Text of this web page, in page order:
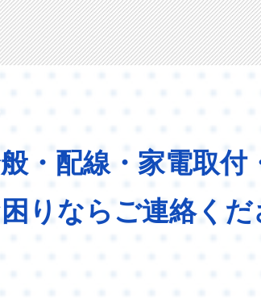
・配線・家電取付
りならご連絡くだ